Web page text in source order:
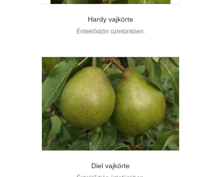
Hardy vajkörte
Érdeklődjön üzletünkben.
Diel vajkörte